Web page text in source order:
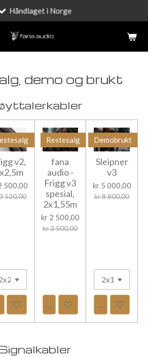
Håndlaget i Norge
demo og brukt
v2,
500,00
520,00
til handlevogn
Restesalg
fana
audio -
Frigg v3
spesial,
2x1,55m
kr 2 500,00
kr 3 500,00
Legg til handlevogn
Demobrukt
Sleipner
v3
kr 5 000,00
kr 8 800,00
Legg til